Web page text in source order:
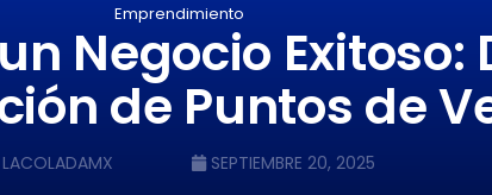
Emprendimiento
Negocio Exitoso:
de Puntos de
LACOLADAMX SEPTIEMBRE 20, 2025